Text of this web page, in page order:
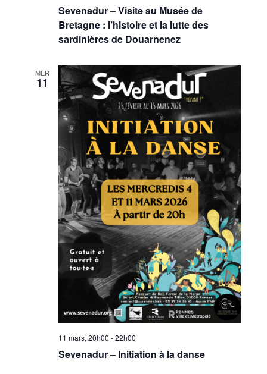
Sevenadur – Visite au Musée de
Bretagne : l’histoire et la lutte des
sardinières de Douarnenez
MER
11
11 mars, 20h00 -22h00
Sevenadur – Initiation à la danse